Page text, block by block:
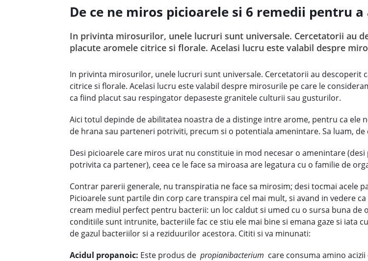
De ce ne miros picioarele si 6 remedii pentru
In privinta mirosurilor, unele lucruri sunt universale. Cercetatorii au
placute aromele citrice si florale. Acelasi lucru este valabil despre
In privinta mirosurilor, unele lucruri sunt universale. Cercetatorii au descoperit
citrice si florale. Acelasi lucru este valabil despre mirosurile pe care le
ca fiind placut sau respingator depaseste granitele culturii sau gusturilor.
Aici totul depinde de abilitatea noastra de a distinge intre arome, pentru ca
de hrana sau parteneri potriviti, precum si o potentiala amenintare. Sa luam,
Desi picioarele care miros urat nu constituie in mod necesar o amenintare
potrivita ca partener), ceea ce le face sa miroasa are legatura cu o familie de
Contrar parerii generale, nu transpiratia ne face sa mirosim; desi tocmai acele
Picioarele sunt partile din corp care transpira cel mai mult, si avand in vedere
cream mediul perfect pentru bacterii: un loc caldut si umed cu o sursa buna
conditiile sunt intrunite, bacteriile fac ce stiu ele mai bine si emana gaze si iata
de gazul bacteriilor si a reziduurilor acestora. Cititi si va minunati:
Acidul propanoic: Este produs de propianibacterium care consuma amino